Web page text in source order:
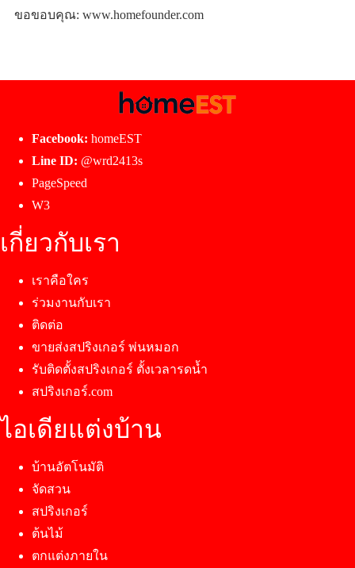
ขอขอบคุณ: www.homefounder.com
Facebook: homeEST
Line ID: @wrd2413s
PageSpeed
W3
เกี่ยวกับเรา
เราคือใคร
ร่วมงานกับเรา
ติดต่อ
ขายส่งสปริงเกอร์ พ่นหมอก
รับติดตั้งสปริงเกอร์ ตั้งเวลารดน้ำ
สปริงเกอร์.com
ไอเดียแต่งบ้าน
บ้านอัตโนมัติ
จัดสวน
สปริงเกอร์
ต้นไม้
ตกแต่งภายใน